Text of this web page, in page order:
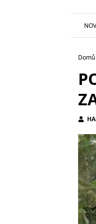
Domů